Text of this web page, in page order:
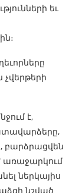
եւ
է,
բարձրացվեն
առաջարկում
ներկայիս
նշված